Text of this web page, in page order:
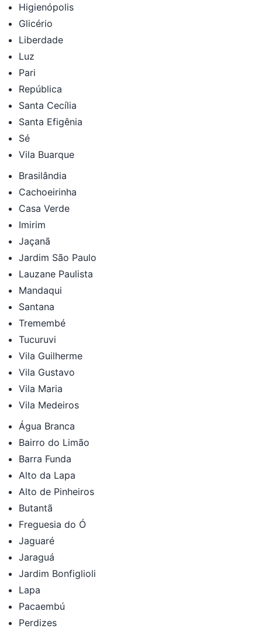
Higienópolis
Glicério
Liberdade
Luz
Pari
República
Santa Cecília
Santa Efigênia
Sé
Vila Buarque
Brasilândia
Cachoeirinha
Casa Verde
Imirim
Jaçanã
Jardim São Paulo
Lauzane Paulista
Mandaqui
Santana
Tremembé
Tucuruvi
Vila Guilherme
Vila Gustavo
Vila Maria
Vila Medeiros
Água Branca
Bairro do Limão
Barra Funda
Alto da Lapa
Alto de Pinheiros
Butantã
Freguesia do Ó
Jaguaré
Jaraguá
Jardim Bonfiglioli
Lapa
Pacaembú
Perdizes